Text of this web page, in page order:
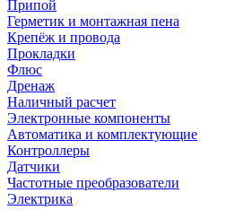
Припой
Герметик и монтажная пена
Крепёж и провода
Прокладки
Флюс
Дренаж
Наличный расчет
Электронные компоненты
Автоматика и комплектующие
Контроллеры
Датчики
Частотные преобразователи
Электрика